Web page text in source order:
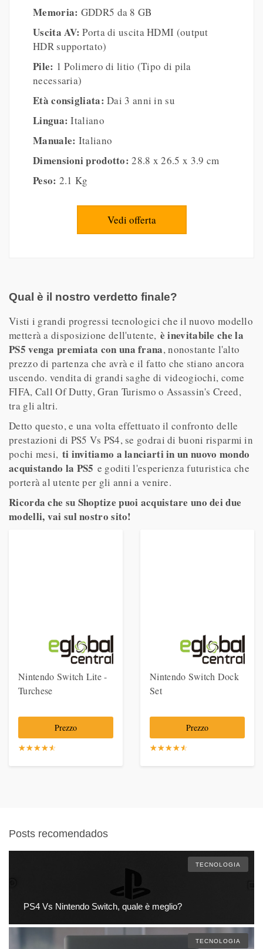
Memoria: GDDR5 da 8 GB
Uscita AV: Porta di uscita HDMI (output
HDR supportato)
Pile: 1 Polimero di litio (Tipo di pila
necessaria)
Età consigliata: Dai 3 anni in su
Lingua: Italiano
Manuale: Italiano
Dimensioni prodotto: 28.8 x 26.5 x 3.9 cm
Peso: 2.1 Kg
Vedi offerta
Qual è il nostro verdetto finale?
Visti i grandi progressi tecnologici che il nuovo modello
metterà a disposizione dell'utente, è inevitabile che la
PS5 venga premiata con una frana, nonostante l'alto
prezzo di partenza che avrà e il fatto che stiano ancora
uscendo. vendita di grandi saghe di videogiochi, come
FIFA, Call Of Dutty, Gran Turismo o Assassin's Creed,
tra gli altri.
Detto questo, e una volta effettuato il confronto delle
prestazioni di PS5 Vs PS4, se godrai di buoni risparmi in
pochi mesi, ti invitiamo a lanciarti in un nuovo mondo
acquistando la PS5 e goditi l'esperienza futuristica che
porterà al utente per gli anni a venire.
Ricorda che su Shoptize puoi acquistare uno dei due
modelli, vai sul nostro sito!
Nintendo Switch Lite -
Turchese
Prezzo
☆☆☆☆☆
★★★★★
Nintendo Switch Dock
Set
Prezzo
☆☆☆☆☆
★★★★★
Posts recomendados
TECNOLOGIA
PS4 Vs Nintendo Switch, quale è meglio?
TECNOLOGIA